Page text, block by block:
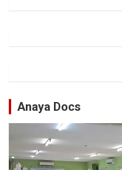
Anaya Docs